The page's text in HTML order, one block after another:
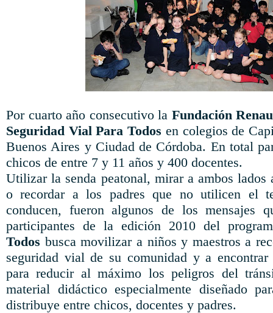
Por cuarto año consecutivo la Fundación
Seguridad Vial Para Todos en colegios de
Buenos Aires y Ciudad de Córdoba. En total
chicos de entre 7 y 11 años y 400 docentes.
Utilizar la senda peatonal, mirar a ambos lados
o recordar a los padres que no utilicen el
conducen, fueron algunos de los mensajes
participantes de la edición 2010 del
Todos busca movilizar a niños y maestros a
seguridad vial de su comunidad y a encontrar
para reducir al máximo los peligros del
material didáctico especialmente diseñado
distribuye entre chicos, docentes y padres.